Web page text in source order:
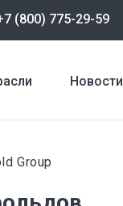
(800) 775-29-59
Новости
Group